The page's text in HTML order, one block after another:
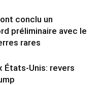
conclu un
préliminaire avec le
rares
États-Unis: revers